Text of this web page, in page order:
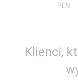
PLN
Klienci,